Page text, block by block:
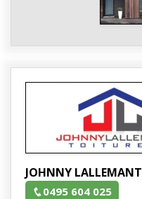
JOHNNY LALLEMANT
0495 604 025